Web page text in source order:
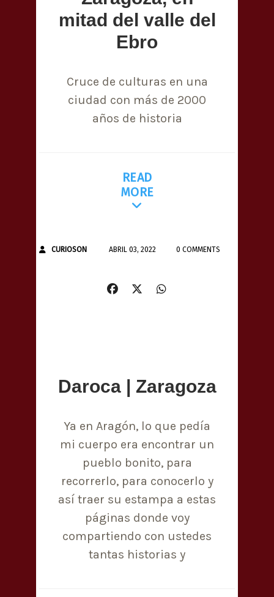
mitad del valle del
Ebro
Cruce de culturas en una
ciudad con más de 2000
años de historia
READ
MORE
CURIOSON ABRIL 03, 2022 0 COMMENTS
Daroca | Zaragoza
Ya en Aragón, lo que pedía
mi cuerpo era encontrar un
pueblo bonito, para
recorrerlo, para conocerlo y
así traer su estampa a estas
páginas donde voy
compartiendo con ustedes
tantas historias y